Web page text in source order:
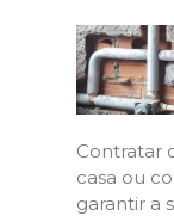
Contratar
casa ou
garantir a